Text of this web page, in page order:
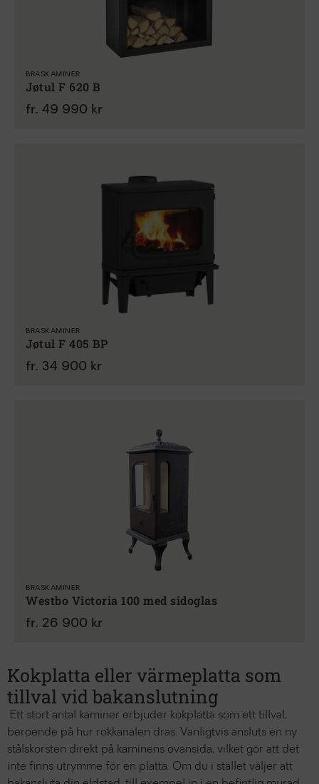
BRASKAMINER
Jøtul F 620 B
fr. 49 990 kr
BRASKAMINER
Jøtul F 405 BP
fr. 34 900 kr
BRASKAMINER
Westbo Victoria 100 med sidoglas
fr. 26 900 kr
Kokplatta eller värmeplatta som
tillval vid bakanslutning
Ett stort antal kaminer erbjuder kokplatta som ett tillval,
beroende på hur rökkanalen dras. Vanligtvis ansluts en ny
stålskorsten direkt på kaminens ovansida, vilket gör att det
inte finns utrymme för en platta. Om du i stället väljer att